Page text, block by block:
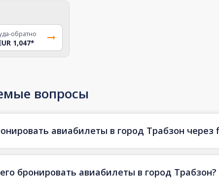
обратно
1,047*
вопросы
авиабилеты в город Трабзон через
бронировать авиабилеты в город Трабзон?